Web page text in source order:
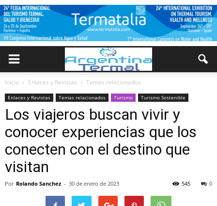
Inicio Enlaces y Revistas Temas relacionados
Enlaces y Revistas Temas relacionados Turismo Turismo Sostenible
Los viajeros buscan vivir y
conocer experiencias que los
conecten con el destino que
visitan
Por Rolando Sanchez - 30 de enero de 2023 0
545